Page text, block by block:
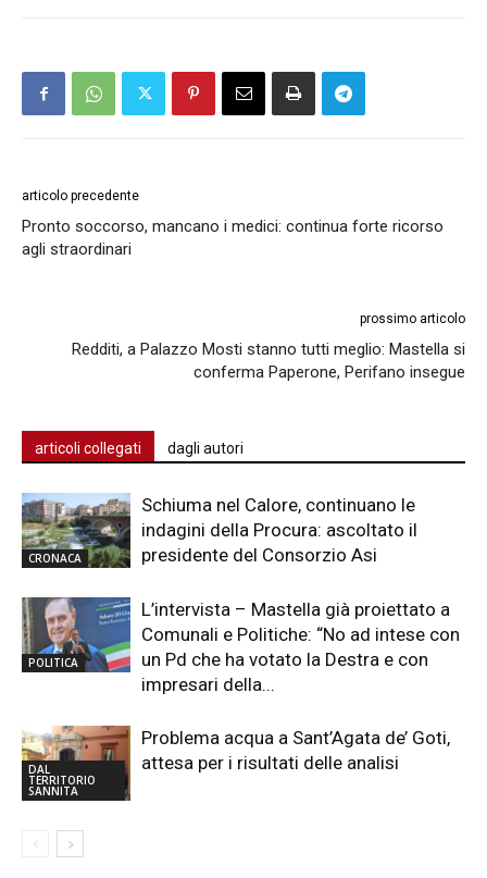
articolo precedente
Pronto soccorso, mancano i medici: continua forte ricorso
agli straordinari
prossimo articolo
Redditi, a Palazzo Mosti stanno tutti meglio: Mastella si
conferma Paperone, Perifano insegue
articoli collegati dagli autori
CRONACA
Schiuma nel Calore, continuano le
indagini della Procura: ascoltato il
presidente del Consorzio Asi
POLITICA
L’intervista – Mastella già proiettato a
Comunali e Politiche: “No ad intese con
un Pd che ha votato la Destra e con
impresari della...
DAL
TERRITORIO
SANNITA
Problema acqua a Sant’Agata de’ Goti,
attesa per i risultati delle analisi